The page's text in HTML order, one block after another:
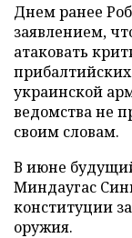
Днем ранее
заявлением,
атаковать
украинской
ведомства не
своим словам.
В июне
Миндаугас
конституции
оружия.